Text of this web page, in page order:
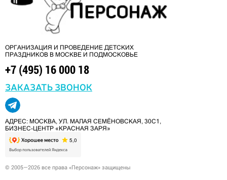
ОРГАНИЗАЦИЯ И ПРОВЕДЕНИЕ ДЕТСКИХ
ПРАЗДНИКОВ В МОСКВЕ И ПОДМОСКОВЬЕ
+7 (495) 16 000 18
ЗАКАЗАТЬ ЗВОНОК
АДРЕС: МОСКВА, УЛ. МАЛАЯ СЕМЁНОВСКАЯ, 30С1,
БИЗНЕС-ЦЕНТР «КРАСНАЯ ЗАРЯ»
© 2005—2026 все права «Персонаж» защищены